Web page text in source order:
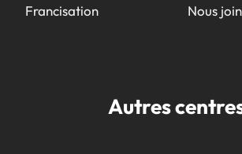
Francisation
Nous
Autres